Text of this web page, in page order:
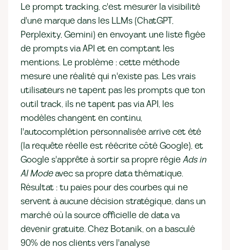
Le prompt tracking, c'est mesurer la visibilité
d'une marque dans les LLMs (ChatGPT,
Perplexity, Gemini) en envoyant une liste figée
de prompts via API et en comptant les
mentions. Le problème : cette méthode
mesure une réalité qui n'existe pas. Les vrais
utilisateurs ne tapent pas les prompts que ton
outil track, ils ne tapent pas via API, les
modèles changent en continu,
l'autocomplétion personnalisée arrive cet été
(la requête réelle est réécrite côté Google), et
Google s'apprête à sortir sa propre régieAds in
AI Modeavec sa propre data thématique.
Résultat : tu paies pour des courbes qui ne
servent à aucune décision stratégique, dans un
marché où la source officielle de data va
devenir gratuite. Chez Botanik, on a basculé
90% de nos clients vers l'analyse